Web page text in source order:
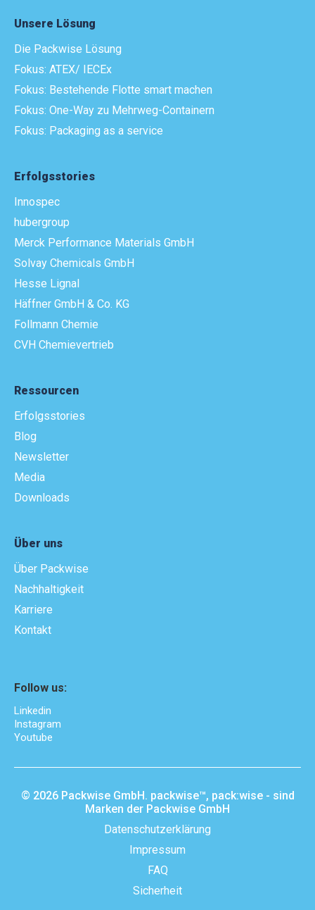
Unsere Lösung
Die Packwise Lösung
Fokus: ATEX/ IECEx
Fokus: Bestehende Flotte smart machen
Fokus: One-Way zu Mehrweg-Containern
Fokus: Packaging as a service
Erfolgsstories
Innospec
hubergroup
Merck Performance Materials GmbH
Solvay Chemicals GmbH
Hesse Lignal
Häffner GmbH & Co. KG
Follmann Chemie
CVH Chemievertrieb
Ressourcen
Erfolgsstories
Blog
Newsletter
Media
Downloads
Über uns
Über Packwise
Nachhaltigkeit
Karriere
Kontakt
Follow us:
Linkedin
Instagram
Youtube
© 2026 Packwise GmbH. packwise™, pack:wise - sind
Marken der Packwise GmbH
Datenschutzerklärung
Impressum
FAQ
Sicherheit